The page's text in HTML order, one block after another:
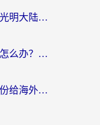
在异国他乡，寻找连接故土的光明大陆免费加速器
在海外玩坦克世界闪击战很卡怎么办？老玩家亲测有效的加速器选择指南
欧洲怎么玩新诛仙不卡顿？一份给海外游子的国服游戏畅玩指南